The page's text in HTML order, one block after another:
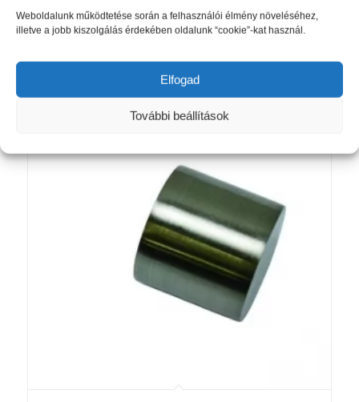
Weboldalunk működtetése során a felhasználói élmény növeléséhez,
illetve a jobb kiszolgálás érdekében oldalunk “cookie”-kat használ.
Elfogad
További beállítások